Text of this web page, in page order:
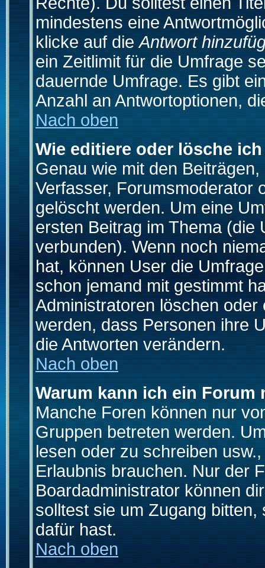
mindestens eine
klicke auf dieAntwort
ein Zeitlimit für die Umfrage
dauernde Umfrage. Es gibt
Anzahl an Antwortoptionen,
Nach oben
Wie editiere oder lösche
Genau wie mit den
Verfasser, Forumsmoderator
gelöscht werden. Um eine
ersten Beitrag im Thema (die
verbunden). Wenn noch
hat, können User die
schon jemand mit gestimmt
Administratoren löschen
werden, dass Personen ihre
die Antworten verändern.
Nach oben
Warum kann ich ein Forum
Manche Foren können nur
Gruppen betreten werden.
lesen oder zu schreiben
Erlaubnis brauchen. Nur der
Boardadministrator können
solltest sie um Zugang
dafür hast.
Nach oben